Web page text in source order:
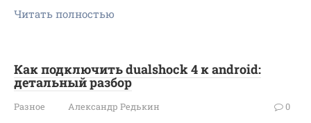
Читать полностью
Как подключить dualshock 4 к android:
детальный разбор
Разное Александр Редькин 0